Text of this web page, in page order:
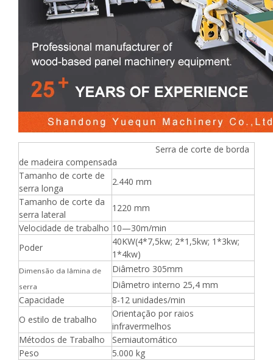
Serra de corte de borda
de madeira compensada
Tamanho de corte de
serra longa
2.440 mm
Tamanho de corte da
serra lateral
1220 mm
Velocidade de trabalho 10—30m/min
Poder
40KW(4*7,5kw; 2*1,5kw; 1*3kw;
1*4kw)
Dimensão da lâmina de
serra
Diâmetro 305mm
Diâmetro interno 25,4 mm
Capacidade
8-12 unidades/min
O estilo de trabalho
Orientação por raios
infravermelhos
Métodos de Trabalho
Semiautomático
Peso
5.000 kg